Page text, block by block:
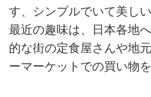
す、シンプルでいて美し
最近の趣味は、日本各地
的な街の定食屋さんや地
ーマーケットでの買い物